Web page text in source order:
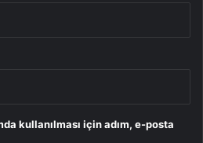
kullanılması için adım, e-posta